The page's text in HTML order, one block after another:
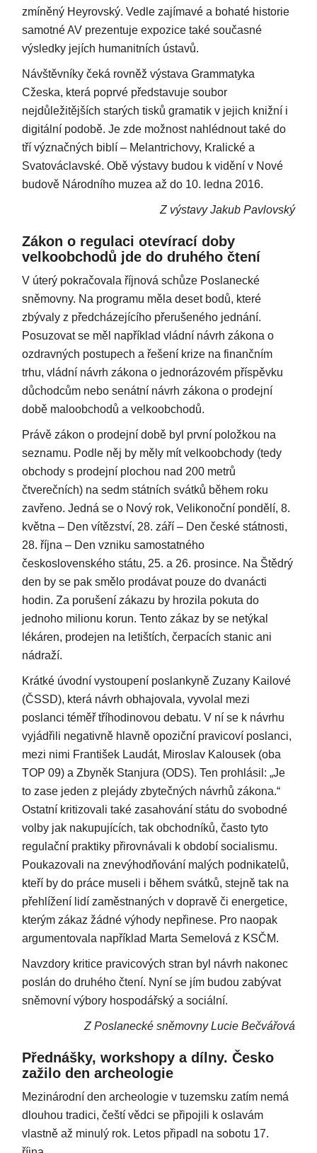
zmíněný Heyrovský. Vedle zajímavé a bohaté historie
samotné AV prezentuje expozice také současné
výsledky jejích humanitních ústavů.
Návštěvníky čeká rovněž výstava Grammatyka
Cžeska, která poprvé představuje soubor
nejdůležitějších starých tisků gramatik v jejich knižní i
digitální podobě. Je zde možnost nahlédnout také do
tří význačných biblí – Melantrichovy, Kralické a
Svatováclavské. Obě výstavy budou k vidění v Nové
budově Národního muzea až do 10. ledna 2016.
Z výstavy Jakub Pavlovský
Zákon o regulaci otevírací doby
velkoobchodů jde do druhého čtení
V úterý pokračovala říjnová schůze Poslanecké
sněmovny. Na programu měla deset bodů, které
zbývaly z předcházejícího přerušeného jednání.
Posuzovat se měl například vládní návrh zákona o
ozdravných postupech a řešení krize na finančním
trhu, vládní návrh zákona o jednorázovém příspěvku
důchodcům nebo senátní návrh zákona o prodejní
době maloobchodů a velkoobchodů.
Právě zákon o prodejní době byl první položkou na
seznamu. Podle něj by měly mít velkoobchody (tedy
obchody s prodejní plochou nad 200 metrů
čtverečních) na sedm státních svátků během roku
zavřeno. Jedná se o Nový rok, Velikonoční pondělí, 8.
května – Den vítězství, 28. září – Den české státnosti,
28. října – Den vzniku samostatného
československého státu, 25. a 26. prosince. Na Štědrý
den by se pak smělo prodávat pouze do dvanácti
hodin. Za porušení zákazu by hrozila pokuta do
jednoho milionu korun. Tento zákaz by se netýkal
lékáren, prodejen na letištích, čerpacích stanic ani
nádraží.
Krátké úvodní vystoupení poslankyně Zuzany Kailové
(ČSSD), která návrh obhajovala, vyvolal mezi
poslanci téměř tříhodinovou debatu. V ní se k návrhu
vyjádřili negativně hlavně opoziční pravicoví poslanci,
mezi nimi František Laudát, Miroslav Kalousek (oba
TOP 09) a Zbyněk Stanjura (ODS). Ten prohlásil: „Je
to zase jeden z plejády zbytečných návrhů zákona.“
Ostatní kritizovali také zasahování státu do svobodné
volby jak nakupujících, tak obchodníků, často tyto
regulační praktiky přirovnávali k období socialismu.
Poukazovali na znevýhodňování malých podnikatelů,
kteří by do práce museli i během svátků, stejně tak na
přehlížení lidí zaměstnaných v dopravě či energetice,
kterým zákaz žádné výhody nepřinese. Pro naopak
argumentovala například Marta Semelová z KSČM.
Navzdory kritice pravicových stran byl návrh nakonec
poslán do druhého čtení. Nyní se jím budou zabývat
sněmovní výbory hospodářský a sociální.
Z Poslanecké sněmovny Lucie Bečvářová
Přednášky, workshopy a dílny. Česko
zažilo den archeologie
Mezinárodní den archeologie v tuzemsku zatím nemá
dlouhou tradici, čeští vědci se připojili k oslavám
vlastně až minulý rok. Letos připadl na sobotu 17.